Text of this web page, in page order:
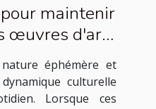
maintenir
œuvres d'art
maison
éphémère et
culturelle
Lorsque ces